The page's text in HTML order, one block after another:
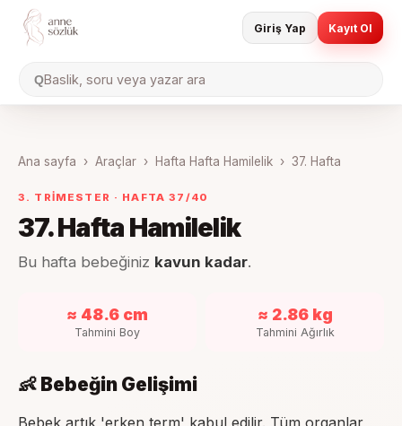
QBaslik, soru veya yazar ara
Giriş Yap Kayıt Ol
Ana sayfa › Araçlar › Hafta Hafta Hamilelik › 37. Hafta
3. TRIMESTER · HAFTA37 /40
37. Hafta Hamilelik
Bu hafta bebeğiniz kavun kadar.
≈ 48.6 cm
Tahmini Boy
≈ 2.86 kg
Tahmini Ağırlık
👶 Bebeğin Gelişimi
Bebek artık 'erken term' kabul edilir. Tüm organlar